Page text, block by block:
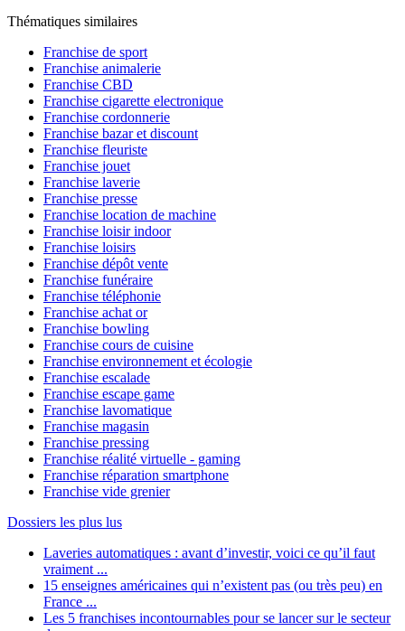
Thématiques similaires
Franchise de sport
Franchise animalerie
Franchise CBD
Franchise cigarette electronique
Franchise cordonnerie
Franchise bazar et discount
Franchise fleuriste
Franchise jouet
Franchise laverie
Franchise presse
Franchise location de machine
Franchise loisir indoor
Franchise loisirs
Franchise dépôt vente
Franchise funéraire
Franchise téléphonie
Franchise achat or
Franchise bowling
Franchise cours de cuisine
Franchise environnement et écologie
Franchise escalade
Franchise escape game
Franchise lavomatique
Franchise magasin
Franchise pressing
Franchise réalité virtuelle - gaming
Franchise réparation smartphone
Franchise vide grenier
Dossiers les plus lus
Laveries automatiques : avant d’investir, voici ce qu’il faut
vraiment ...
15 enseignes américaines qui n’existent pas (ou très peu) en
France ...
Les 5 franchises incontournables pour se lancer sur le secteur